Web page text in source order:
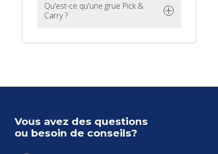
Qu'est-ce qu'une grue Pick &
Carry ?
Vous avez des ques­tions
ou besoin de conseils?